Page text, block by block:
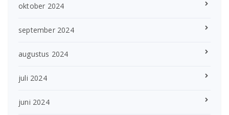
oktober 2024
september 2024
augustus 2024
juli 2024
juni 2024